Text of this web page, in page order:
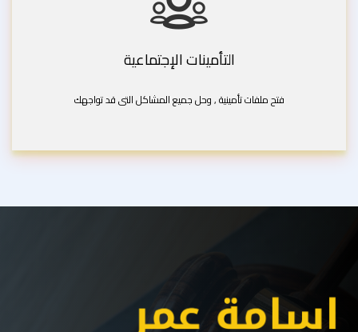
التأمينات الإجتماعية
فتح ملفات تأمينية , وحل جميع المشاكل التى قد تواجهك